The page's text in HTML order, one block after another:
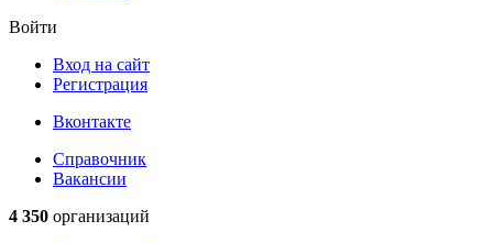
Войти
Вход на сайт
Регистрация
Вконтакте
Справочник
Вакансии
4 350 организаций